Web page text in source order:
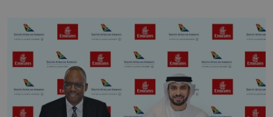
letního koupání. Stačí se však podívat